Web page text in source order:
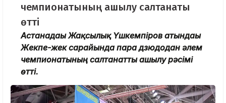
чемпионатының ашылу салтанаты
өтті
Астанадағы Жақсылық Үшкемпіров атындағы
Жекпе-жек сарайында пара дзюдодан әлем
чемпионатының салтанатты ашылу рәсімі
өтті.